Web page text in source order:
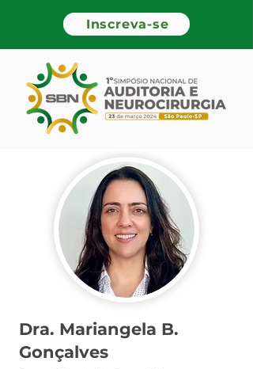
Inscreva-se
Dra. Mariangela B.
Gonçalves